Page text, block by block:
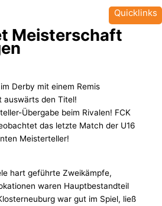
Meisterschaft
Derby mit einem Remis
auswärts den Titel!
Übergabe beim Rivalen! FCK
das letzte Match der U16
Meisterteller!
hart geführte Zweikämpfe,
waren Hauptbestandteil
war gut im Spiel, ließ
Quicklinks